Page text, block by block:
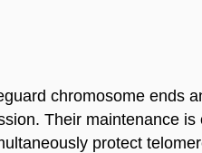
chromosome ends
Their maintenance
protect